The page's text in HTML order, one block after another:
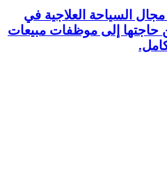
السياحة العلاجية في
إلى موظفات مبيعات